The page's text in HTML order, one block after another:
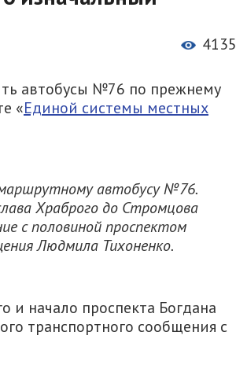
4135
автобусы №76 по прежнему
«Единой системы местных
автобусу №76.
Храброго до Стромцова
с половиной проспектом
Людмила Тихоненко.
и начало проспекта Богдана
транспортного сообщения с